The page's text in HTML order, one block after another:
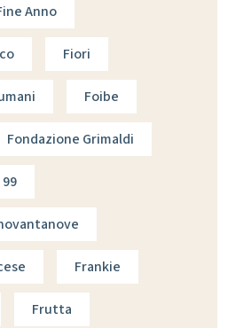
Anno
Fiori
Foibe
Fondazione Grimaldi
Frankie
Frutta